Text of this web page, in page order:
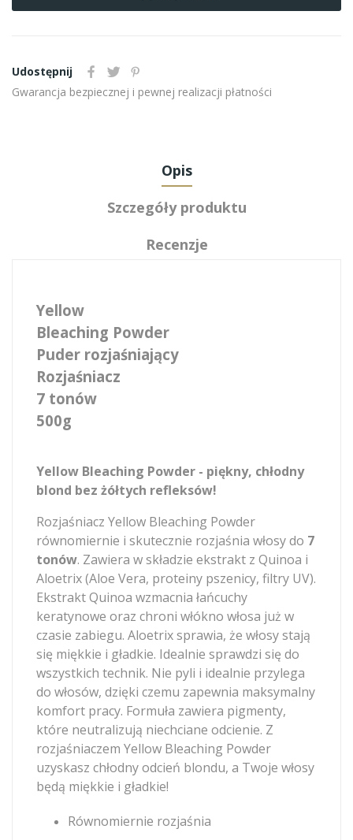
Udostępnij
Gwarancja bezpiecznej i pewnej realizacji płatności
Opis
Szczegóły produktu
Recenzje
Yellow
Bleaching Powder
Puder rozjaśniający
Rozjaśniacz
7 tonów
500g
Yellow Bleaching Powder - piękny, chłodny
blond bez żółtych refleksów!
Rozjaśniacz Yellow Bleaching Powder
równomiernie i skutecznie rozjaśnia włosy do 7
tonów. Zawiera w składzie ekstrakt z Quinoa i
Aloetrix (Aloe Vera, proteiny pszenicy, filtry UV).
Ekstrakt Quinoa wzmacnia łańcuchy
keratynowe oraz chroni włókno włosa już w
czasie zabiegu. Aloetrix sprawia, że włosy stają
się miękkie i gładkie. Idealnie sprawdzi się do
wszystkich technik. Nie pyli i idealnie przylega
do włosów, dzięki czemu zapewnia maksymalny
komfort pracy. Formuła zawiera pigmenty,
które neutralizują niechciane odcienie. Z
rozjaśniaczem Yellow Bleaching Powder
uzyskasz chłodny odcień blondu, a Twoje włosy
będą miękkie i gładkie!
Równomiernie rozjaśnia